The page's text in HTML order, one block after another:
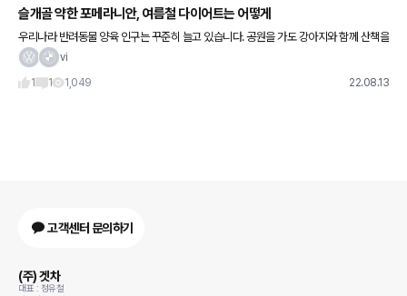
슬개골 약한 포메라니안, 여름철 다이어트는 어떻게
우리나라 반려동물 양육 인구는 꾸준히 늘고 있습니다. 공원을 가도 강아지와 함께 산책을
나온 시민들을 어렵지 않게 볼 수 있고, 반려동물 용품점도 꾸준히 늘고 있습니다. 농림축
vi
1
1 1,049 22.08.13
고객센터 문의하기
(주) 겟차
대표 : 정유철